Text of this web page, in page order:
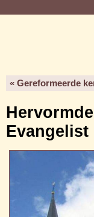
« Gereformeerde
Evangelist